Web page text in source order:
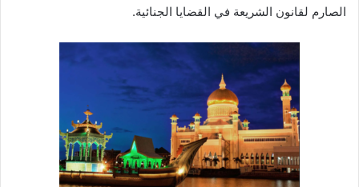
الصارم لقانون الشريعة في القضايا الجنائية.